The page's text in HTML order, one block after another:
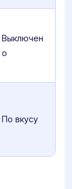
Выключен
о
По вкусу